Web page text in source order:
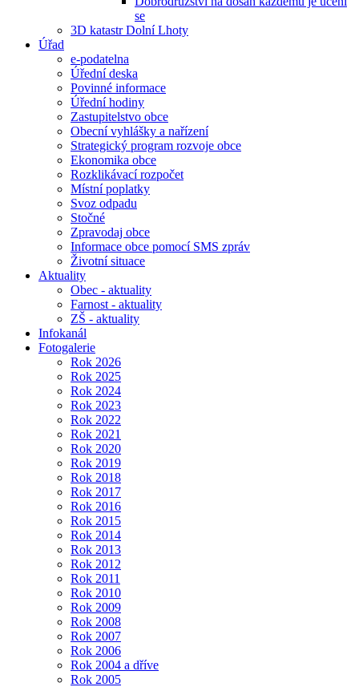
se
3D katastr Dolní Lhoty
Úřad
e-podatelna
Úřední deska
Povinné informace
Úřední hodiny
Zastupitelstvo obce
Obecní vyhlášky a nařízení
Strategický program rozvoje obce
Ekonomika obce
Rozklikávací rozpočet
Místní poplatky
Svoz odpadu
Stočné
Zpravodaj obce
Informace obce pomocí SMS zpráv
Životní situace
Aktuality
Obec - aktuality
Farnost - aktuality
ZŠ - aktuality
Infokanál
Fotogalerie
Rok 2026
Rok 2025
Rok 2024
Rok 2023
Rok 2022
Rok 2021
Rok 2020
Rok 2019
Rok 2018
Rok 2017
Rok 2016
Rok 2015
Rok 2014
Rok 2013
Rok 2012
Rok 2011
Rok 2010
Rok 2009
Rok 2008
Rok 2007
Rok 2006
Rok 2004 a dříve
Rok 2005